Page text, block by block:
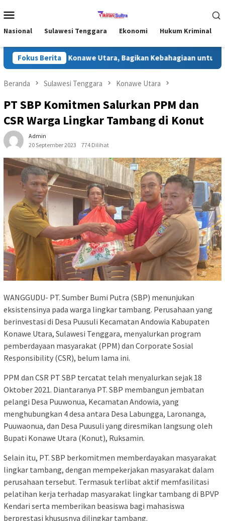
ke
Mobile
Nasional Sulawesi Tenggara Ekonomi Hukum Kriminal
Fokus Beritadi Konawe Utara, Bagikan Kebahagiaan untuk
Beranda Sulawesi Tenggara Konawe Utara
PT SBP Komitmen Salurkan PPM dan
CSR Warga Lingkar Tambang di Konut
Admin
20 September 2023
774 Dilihat
WANGGUDU- PT. Sumber Bumi Putra (SBP) menunjukan
eksistensinya pada warga lingkar tambang. Perusahaan yang
berinvestasi di Desa Puusuli Kecamatan Andowia Kabupaten
Konawe Utara, Sulawesi Tenggara, menyalurkan program
pemberdayaan masyarakat (PPM) dan Corporate Sosial
Responsibility (CSR), belum lama ini.
PPM dan CSR PT SBP tercatat telah menyalurkan sejak 18
Oktober 2021. Diantaranya PT. SBP membangun jembatan
pelangi Desa Puuwonua, Kecamatan Andowia, yang
menghubungkan 4 desa antara Desa Labungga, Laronanga,
Puuwaonua, dan Desa Puusuli yang diresmikan langsung oleh
Bupati Konawe Utara (Konut), Ruksamin.
Selain itu, PT. SBP berkomitmen memberdayakan masyarakat
lingkar tambang, dengan mempekerjakan masyarakat dalam
perusahaan tersebut. Termasuk terlibat aktif memfasilitasi
pelatihan kerja terhadap masyarakat lingkar tambang di BPVP
Kendari serta memberikan beasiswa bagi mahasiswa
berprestasi khususnya dilingkar tambang.